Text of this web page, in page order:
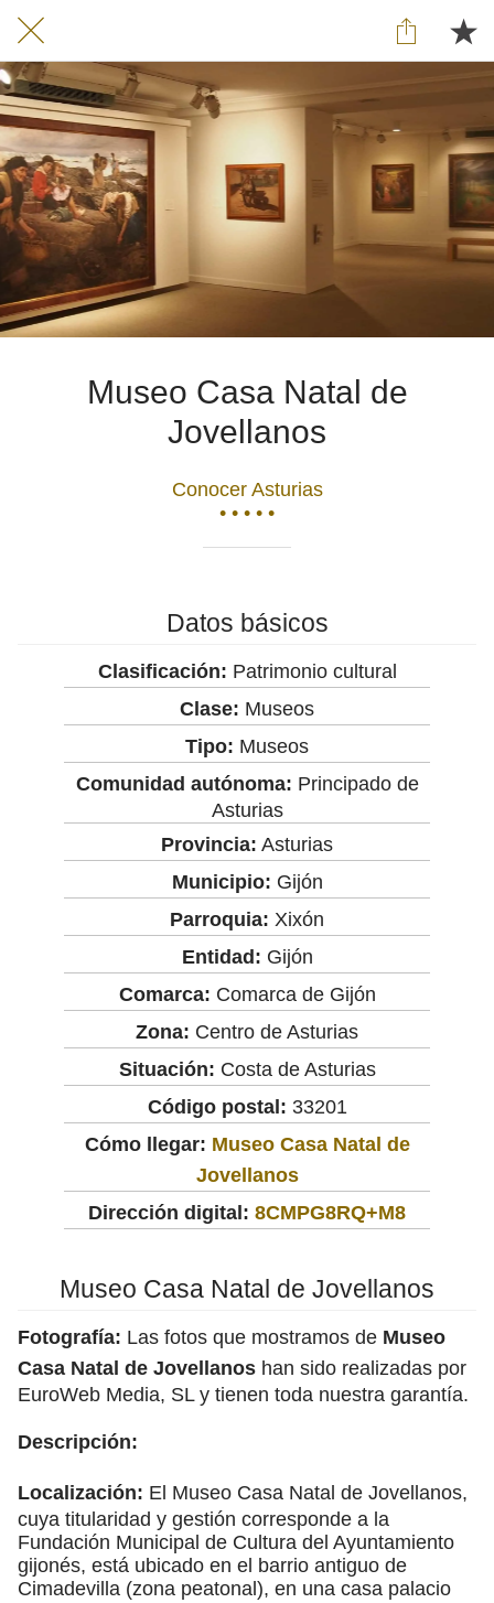
Museo Casa Natal de
Jovellanos
Conocer Asturias
• • • • •
Datos básicos
Clasificación: Patrimonio cultural
Clase: Museos
Tipo: Museos
Comunidad autónoma: Principado de
Asturias
Provincia: Asturias
Municipio: Gijón
Parroquia: Xixón
Entidad: Gijón
Comarca: Comarca de Gijón
Zona: Centro de Asturias
Situación: Costa de Asturias
Código postal: 33201
Cómo llegar: Museo Casa Natal de
Jovellanos
Dirección digital: 8CMPG8RQ+M8
Museo Casa Natal de Jovellanos
Fotografía: Las fotos que mostramos de Museo
Casa Natal de Jovellanos han sido realizadas por
EuroWeb Media, SL y tienen toda nuestra garantía.
Descripción:
Localización: El Museo Casa Natal de Jovellanos,
cuya titularidad y gestión corresponde a la
Fundación Municipal de Cultura del Ayuntamiento
gijonés, está ubicado en el barrio antiguo de
Cimadevilla (zona peatonal), en una casa palacio